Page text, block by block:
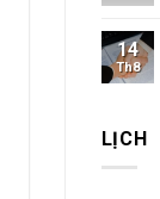
14
Th8
LỊCH